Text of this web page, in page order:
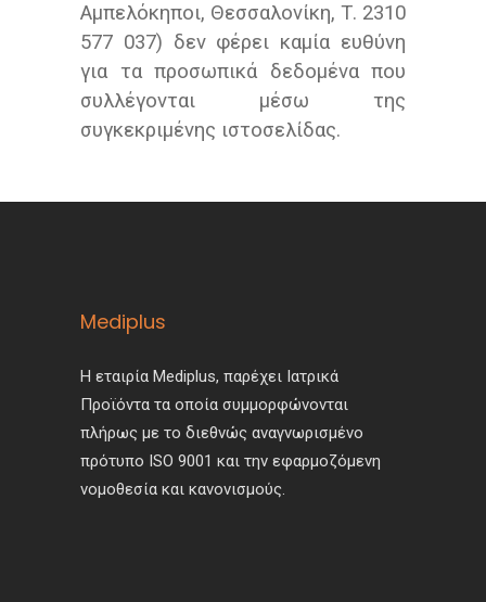
Αμπελόκηποι, Θεσσαλονίκη, Τ. 2310
577 037) δεν φέρει καμία ευθύνη
για τα προσωπικά δεδομένα που
συλλέγονται μέσω της
συγκεκριμένης ιστοσελίδας.
Mediplus
Η εταιρία Mediplus, παρέχει Ιατρικά
Προϊόντα τα οποία συμμορφώνονται
πλήρως με το διεθνώς αναγνωρισμένο
πρότυπο ISO 9001 και την εφαρμοζόμενη
νομοθεσία και κανονισμούς.